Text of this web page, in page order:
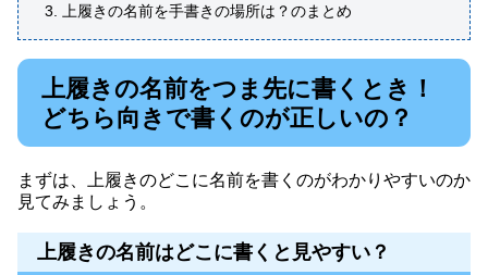
上履きの名前を手書きの場所は？のまとめ
上履きの名前をつま先に書くとき！
どちら向きで書くのが正しいの？
まずは、上履きのどこに名前を書くのがわかりやすいのか
見てみましょう。
上履きの名前はどこに書くと見やすい？